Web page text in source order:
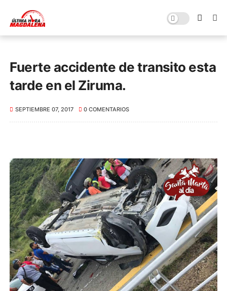
Fuerte accidente de transito esta
tarde en el Ziruma.
SEPTIEMBRE 07, 2017 0 COMENTARIOS